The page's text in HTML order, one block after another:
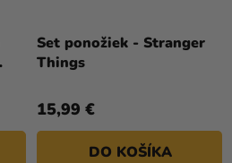
Set ponožiek - Stranger
Things
15,99 €
DO KOŠÍKA